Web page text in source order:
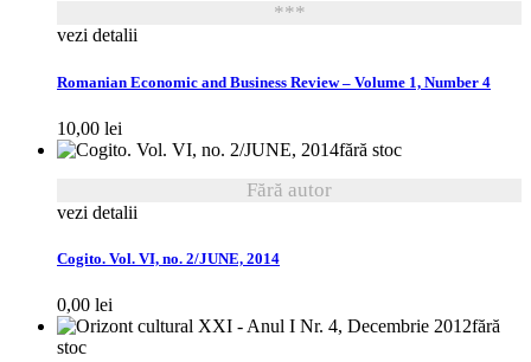
***
vezi detalii
Romanian Economic and Business Review – Volume 1, Number 4
10,00 lei
fără stoc
Fără autor
vezi detalii
Cogito. Vol. VI, no. 2/JUNE, 2014
0,00 lei
fără
stoc